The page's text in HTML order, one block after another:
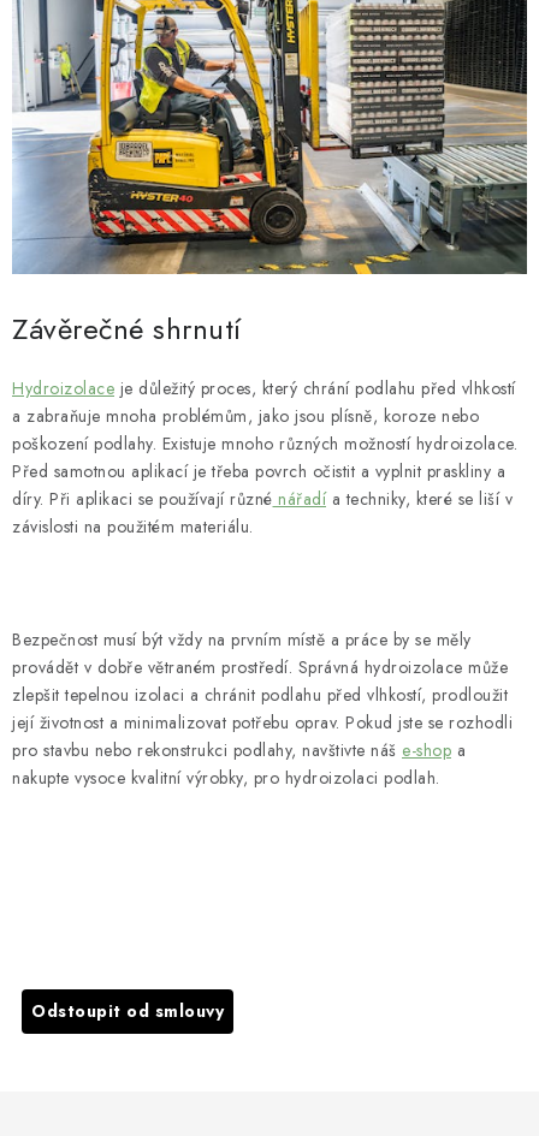
Závěrečné shrnutí
Hydroizolace je důležitý proces, který chrání podlahu před vlhkostí
a zabraňuje mnoha problémům, jako jsou plísně, koroze nebo
poškození podlahy. Existuje mnoho různých možností hydroizolace.
Před samotnou aplikací je třeba povrch očistit a vyplnit praskliny a
díry. Při aplikaci se používají různé nářadía techniky, které se liší v
závislosti na použitém materiálu.
Bezpečnost musí být vždy na prvním místě a práce by se měly
provádět v dobře větraném prostředí. Správná hydroizolace může
zlepšit tepelnou izolaci a chránit podlahu před vlhkostí, prodloužit
její životnost a minimalizovat potřebu oprav. Pokud jste se rozhodli
pro stavbu nebo rekonstrukci podlahy, navštivte náš e-shop a
nakupte vysoce kvalitní výrobky, pro hydroizolaci podlah.
Odstoupit od smlouvy